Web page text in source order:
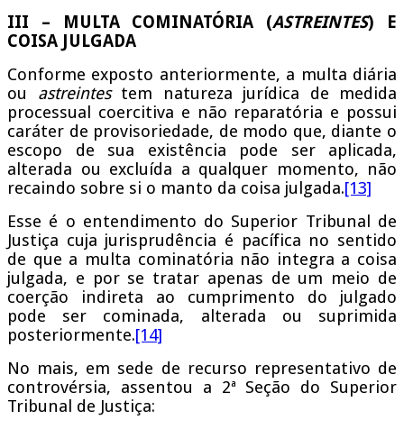
III – MULTA COMINATÓRIA (ASTREINTES) E
COISA JULGADA
Conforme exposto anteriormente, a multa diária
ou astreintestem natureza jurídica de medida
processual coercitiva e não reparatória e possui
caráter de provisoriedade, de modo que, diante o
escopo de sua existência pode ser aplicada,
alterada ou excluída a qualquer momento, não
recaindo sobre si o manto da coisa julgada.[13]
Esse é o entendimento do Superior Tribunal de
Justiça cuja jurisprudência é pacífica no sentido
de que a multa cominatória não integra a coisa
julgada, e por se tratar apenas de um meio de
coerção indireta ao cumprimento do julgado
pode ser cominada, alterada ou suprimida
posteriormente.[14]
No mais, em sede de recurso representativo de
controvérsia, assentou a 2ª Seção do Superior
Tribunal de Justiça: